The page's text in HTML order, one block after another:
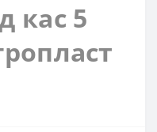
кас 5